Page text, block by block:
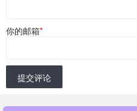
你的邮箱*
提交评论